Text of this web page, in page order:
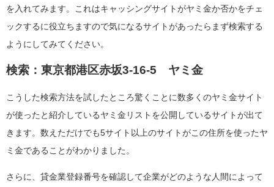
を入れてみます。これはキャッシングサイトがヤミ金か否かをチェ
ックするに役立ちますので気になるサイトがあったらまず検索する
ようにしてみてください。
検索：東京都港区赤坂3-16-5 ヤミ金
こうした検索方法を試したところ驚くことに数多くのヤミ金サイト
が使ったと紹介しているヤミ金リストを公開しているサイトが出て
きます。数えただけでも5サイト以上のサイトがこの住所を使ったヤ
ミ金であることがわかりました。
さらに、貸金業登録番号を確認して企業がどのような人間によって